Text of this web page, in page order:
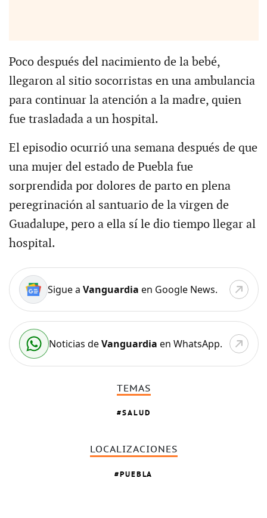
Poco después del nacimiento de la bebé,
llegaron al sitio socorristas en una ambulancia
para continuar la atención a la madre, quien
fue trasladada a un hospital.
El episodio ocurrió una semana después de que
una mujer del estado de Puebla fue
sorprendida por dolores de parto en plena
peregrinación al santuario de la virgen de
Guadalupe, pero a ella sí le dio tiempo llegar al
hospital.
Sigue a Vanguardia en Google News.
Noticias deVanguardia en WhatsApp.
TEMAS
SALUD
LOCALIZACIONES
PUEBLA